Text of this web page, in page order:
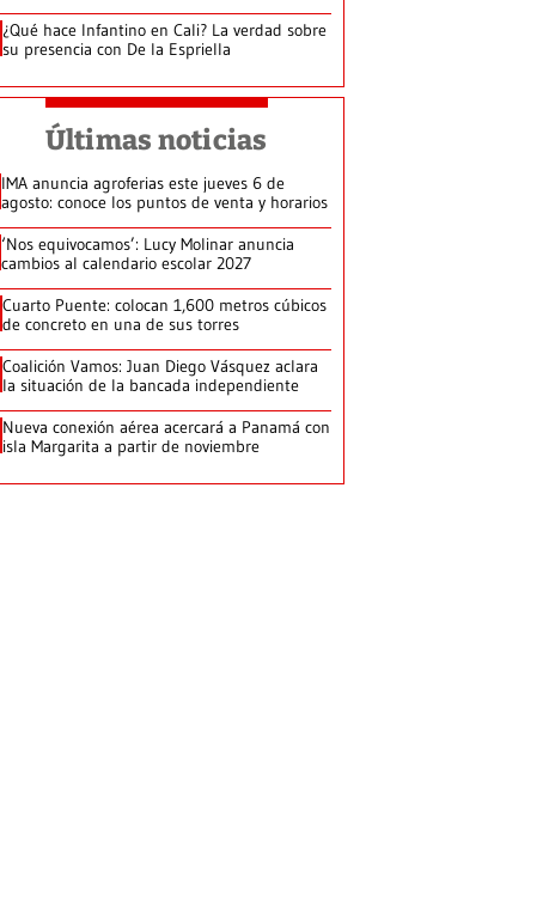
¿Qué hace Infantino en Cali? La verdad sobre
su presencia con De la Espriella
Últimas noticias
IMA anuncia agroferias este jueves 6 de
agosto: conoce los puntos de venta y horarios
‘Nos equivocamos’: Lucy Molinar anuncia
cambios al calendario escolar 2027
Cuarto Puente: colocan 1,600 metros cúbicos
de concreto en una de sus torres
Coalición Vamos: Juan Diego Vásquez aclara
la situación de la bancada independiente
Nueva conexión aérea acercará a Panamá con
isla Margarita a partir de noviembre